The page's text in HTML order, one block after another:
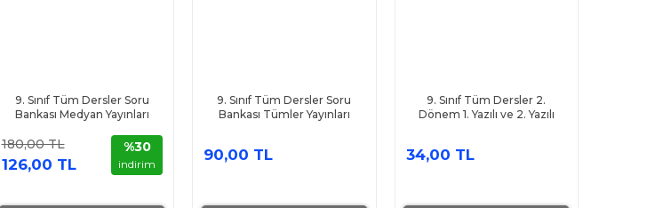
9. Sınıf Tüm Dersler Soru
Bankası Medyan Yayınları
180,00 TL
126,00 TL
%30
indirim
9. Sınıf Tüm Dersler Soru
Bankası Tümler Yayınları
90,00 TL
9. Sınıf Tüm Dersler 2.
Dönem 1. Yazılı ve 2. Yazılı
34,00 TL